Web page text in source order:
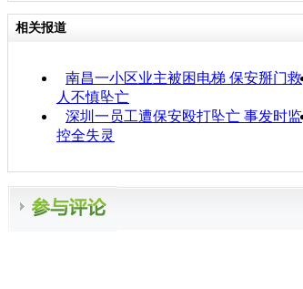
相关报道
南昌一小区业主被困电梯 保安掰门救
人不慎坠亡
深圳一员工遭保安殴打坠亡 事发时监
控全失灵